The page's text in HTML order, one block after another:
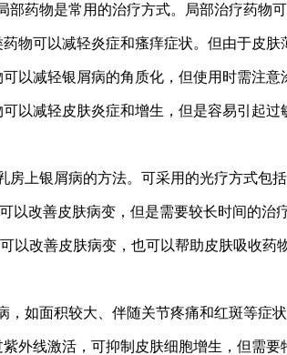
部药物是常用的治疗方式。局部治疗药物可
物可以减轻炎症和瘙痒症状。但由于皮
以减轻银屑病的角质化，但使用时需注意
以减轻皮肤炎症和增生，但是容易引起过
房上银屑病的方法。可采用的光疗方式包括
以改善皮肤病变，但是需要较长时间的治
以改善皮肤病变，也可以帮助皮肤吸收药
，如面积较大、伴随关节疼痛和红斑等症
外线激活，可抑制皮肤细胞增生，但需要